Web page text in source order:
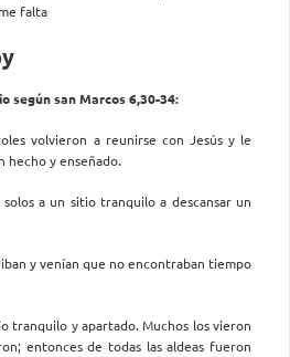
falta
según san Marcos 6,30-34:
volvieron a reunirse con Jesús y le
hecho y enseñado.
a un sitio tranquilo a descansar un
y venían que no encontraban tiempo
tranquilo y apartado. Muchos los vieron
entonces de todas las aldeas fueron